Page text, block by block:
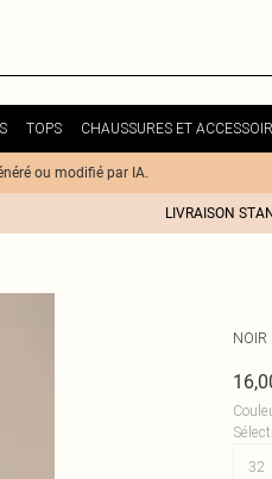
TOPS CHAUSSURES ET
ou modifié par IA.
LIVRAISON
NOIR
32